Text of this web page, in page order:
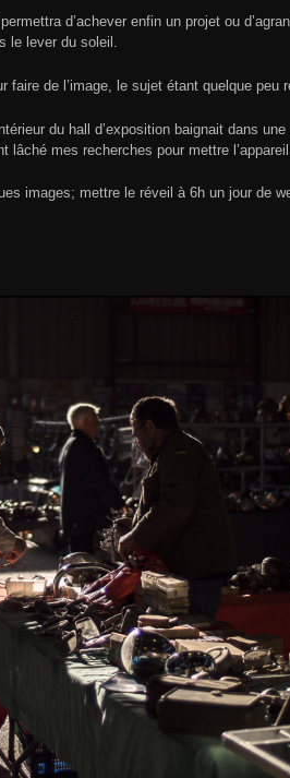
d’achever enfin un projet ou
le lever du soleil.
faire de l’image, le sujet étant quelque peu
du hall d’exposition baignait dans
mes recherches pour mettre l’appareil
images; mettre le réveil à 6h un jour de